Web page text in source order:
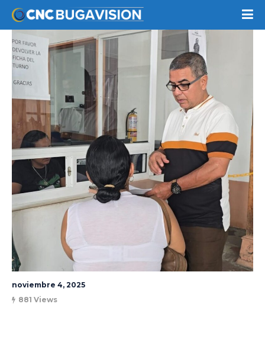
noviembre 4, 2025
881 Views